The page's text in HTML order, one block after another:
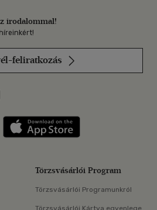
irodalommal!
feliratkozás
on
Instagramon
Libri a LinkedInen
applikáció Szerezd meg: Google
Törzsvásárlói Program
Törzsvásárlói Programunkról